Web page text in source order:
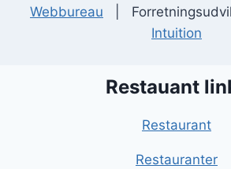
Webbureau |
Intuition
Restauant
Restaurant
Restauranter